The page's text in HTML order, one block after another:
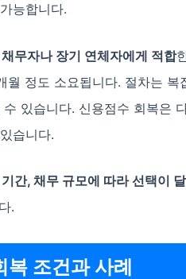
능합니다.
무자나 장기 연체자에게 적합
월 정도 소요됩니다. 절차는
있습니다. 신용점수 회복은
습니다.
간, 채무 규모에 따라 선택이
.
복 조건과 사례